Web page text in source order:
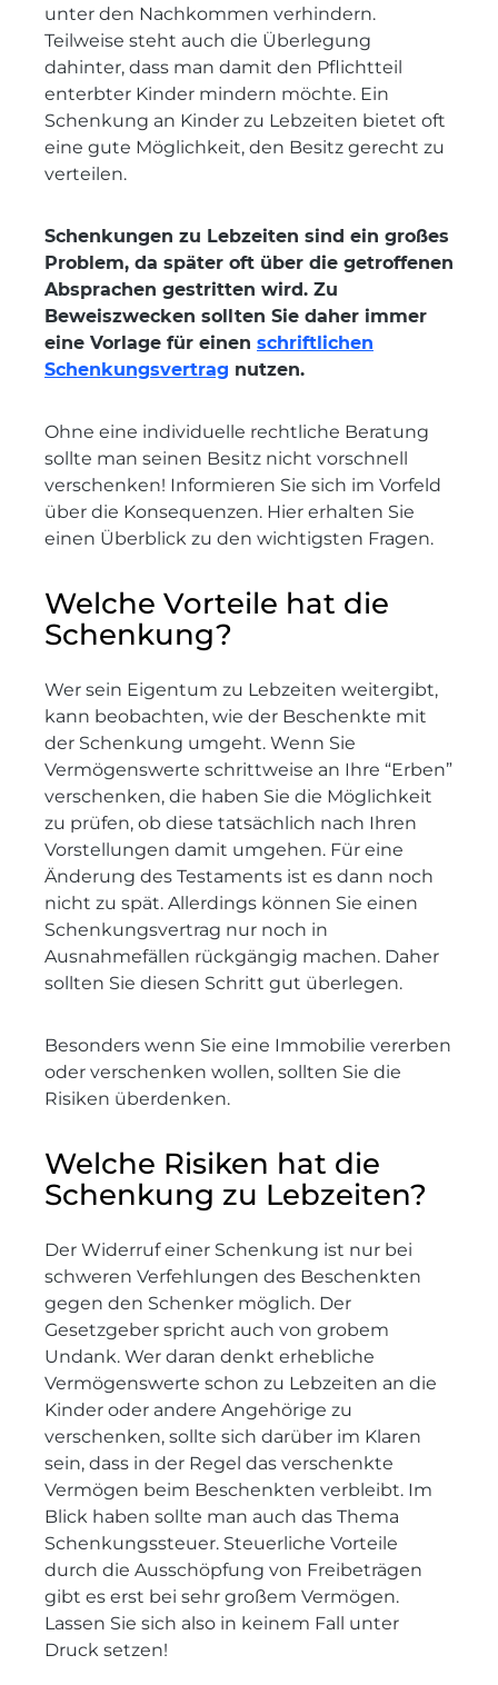
unter den Nachkommen verhindern.
Teilweise steht auch die Überlegung
dahinter, dass man damit den Pflichtteil
enterbter Kinder mindern möchte. Ein
Schenkung an Kinder zu Lebzeiten bietet oft
eine gute Möglichkeit, den Besitz gerecht zu
verteilen.
Schenkungen zu Lebzeiten sind ein großes
Problem, da später oft über die getroffenen
Absprachen gestritten wird. Zu
Beweiszwecken sollten Sie daher immer
eine Vorlage für einen schriftlichen
Schenkungsvertrag nutzen.
Ohne eine individuelle rechtliche Beratung
sollte man seinen Besitz nicht vorschnell
verschenken! Informieren Sie sich im Vorfeld
über die Konsequenzen. Hier erhalten Sie
einen Überblick zu den wichtigsten Fragen.
Welche Vorteile hat die
Schenkung?
Wer sein Eigentum zu Lebzeiten weitergibt,
kann beobachten, wie der Beschenkte mit
der Schenkung umgeht. Wenn Sie
Vermögenswerte schrittweise an Ihre “Erben”
verschenken, die haben Sie die Möglichkeit
zu prüfen, ob diese tatsächlich nach Ihren
Vorstellungen damit umgehen. Für eine
Änderung des Testaments ist es dann noch
nicht zu spät. Allerdings können Sie einen
Schenkungsvertrag nur noch in
Ausnahmefällen rückgängig machen. Daher
sollten Sie diesen Schritt gut überlegen.
Besonders wenn Sie eine Immobilie vererben
oder verschenken wollen, sollten Sie die
Risiken überdenken.
Welche Risiken hat die
Schenkung zu Lebzeiten?
Der Widerruf einer Schenkung ist nur bei
schweren Verfehlungen des Beschenkten
gegen den Schenker möglich. Der
Gesetzgeber spricht auch von grobem
Undank. Wer daran denkt erhebliche
Vermögenswerte schon zu Lebzeiten an die
Kinder oder andere Angehörige zu
verschenken, sollte sich darüber im Klaren
sein, dass in der Regel das verschenkte
Vermögen beim Beschenkten verbleibt. Im
Blick haben sollte man auch das Thema
Schenkungssteuer. Steuerliche Vorteile
durch die Ausschöpfung von Freibeträgen
gibt es erst bei sehr großem Vermögen.
Lassen Sie sich also in keinem Fall unter
Druck setzen!